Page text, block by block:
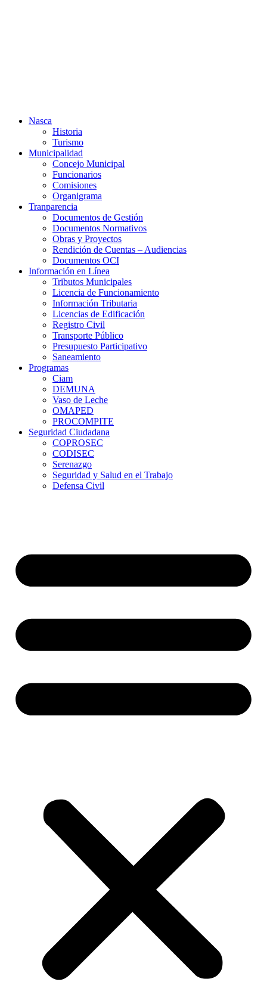
Nasca
Historia
Turismo
Municipalidad
Concejo Municipal
Funcionarios
Comisiones
Organigrama
Tranparencia
Documentos de Gestión
Documentos Normativos
Obras y Proyectos
Rendición de Cuentas – Audiencias
Documentos OCI
Información en Línea
Tributos Municipales
Licencia de Funcionamiento
Información Tributaria
Licencias de Edificación
Registro Civil
Transporte Público
Presupuesto Participativo
Saneamiento
Programas
Ciam
DEMUNA
Vaso de Leche
OMAPED
PROCOMPITE
Seguridad Ciudadana
COPROSEC
CODISEC
Serenazgo
Seguridad y Salud en el Trabajo
Defensa Civil